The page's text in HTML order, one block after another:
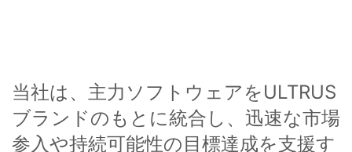
当社は、主力ソフトウェアをULTRUS
ブランドのもとに統合し、迅速な市場
参入や持続可能性の目標達成を支援す